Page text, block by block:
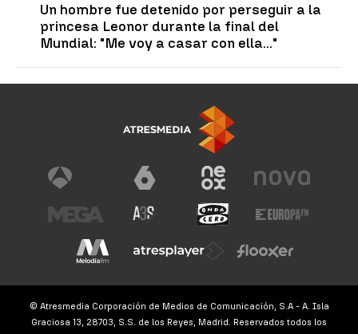
Un hombre fue detenido por perseguir a la
princesa Leonor durante la final del
Mundial: "Me voy a casar con ella..."
© Atresmedia Corporación de Medios de Comunicación, S.A - A. Isla
Graciosa 13, 28703, S.S. de los Reyes, Madrid. Reservados todos los